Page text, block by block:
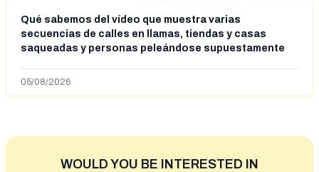
Qué sabemos del vídeo que muestra varias
secuencias de calles en llamas, tiendas y casas
saqueadas y personas peleándose supuestamente
situación irregular a Ceuta
05/08/2026
WOULD YOU BE INTERESTED IN